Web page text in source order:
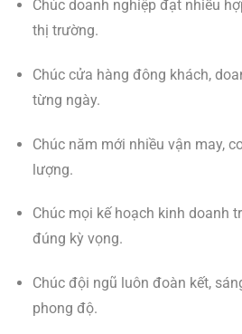
Chúc doanh nghiệp đạt nhiều
thị trường.
Chúc cửa hàng đông khách,
từng ngày.
Chúc năm mới nhiều vận may,
lượng.
Chúc mọi kế hoạch kinh doanh
đúng kỳ vọng.
Chúc đội ngũ luôn đoàn kết,
phong độ.